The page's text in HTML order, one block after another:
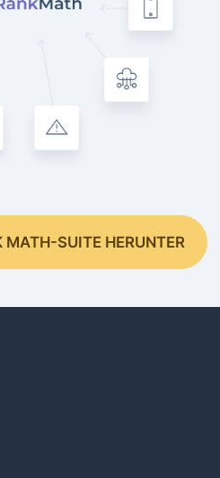
MATH-SUITE HERUNTER